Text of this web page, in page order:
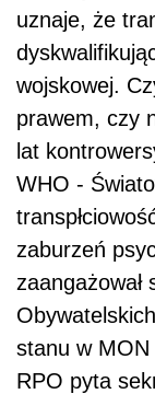
uznaje, że
wojskowej.
prawem, czy
lat
WHO -
zaburzeń
stanu w
RPO pyta